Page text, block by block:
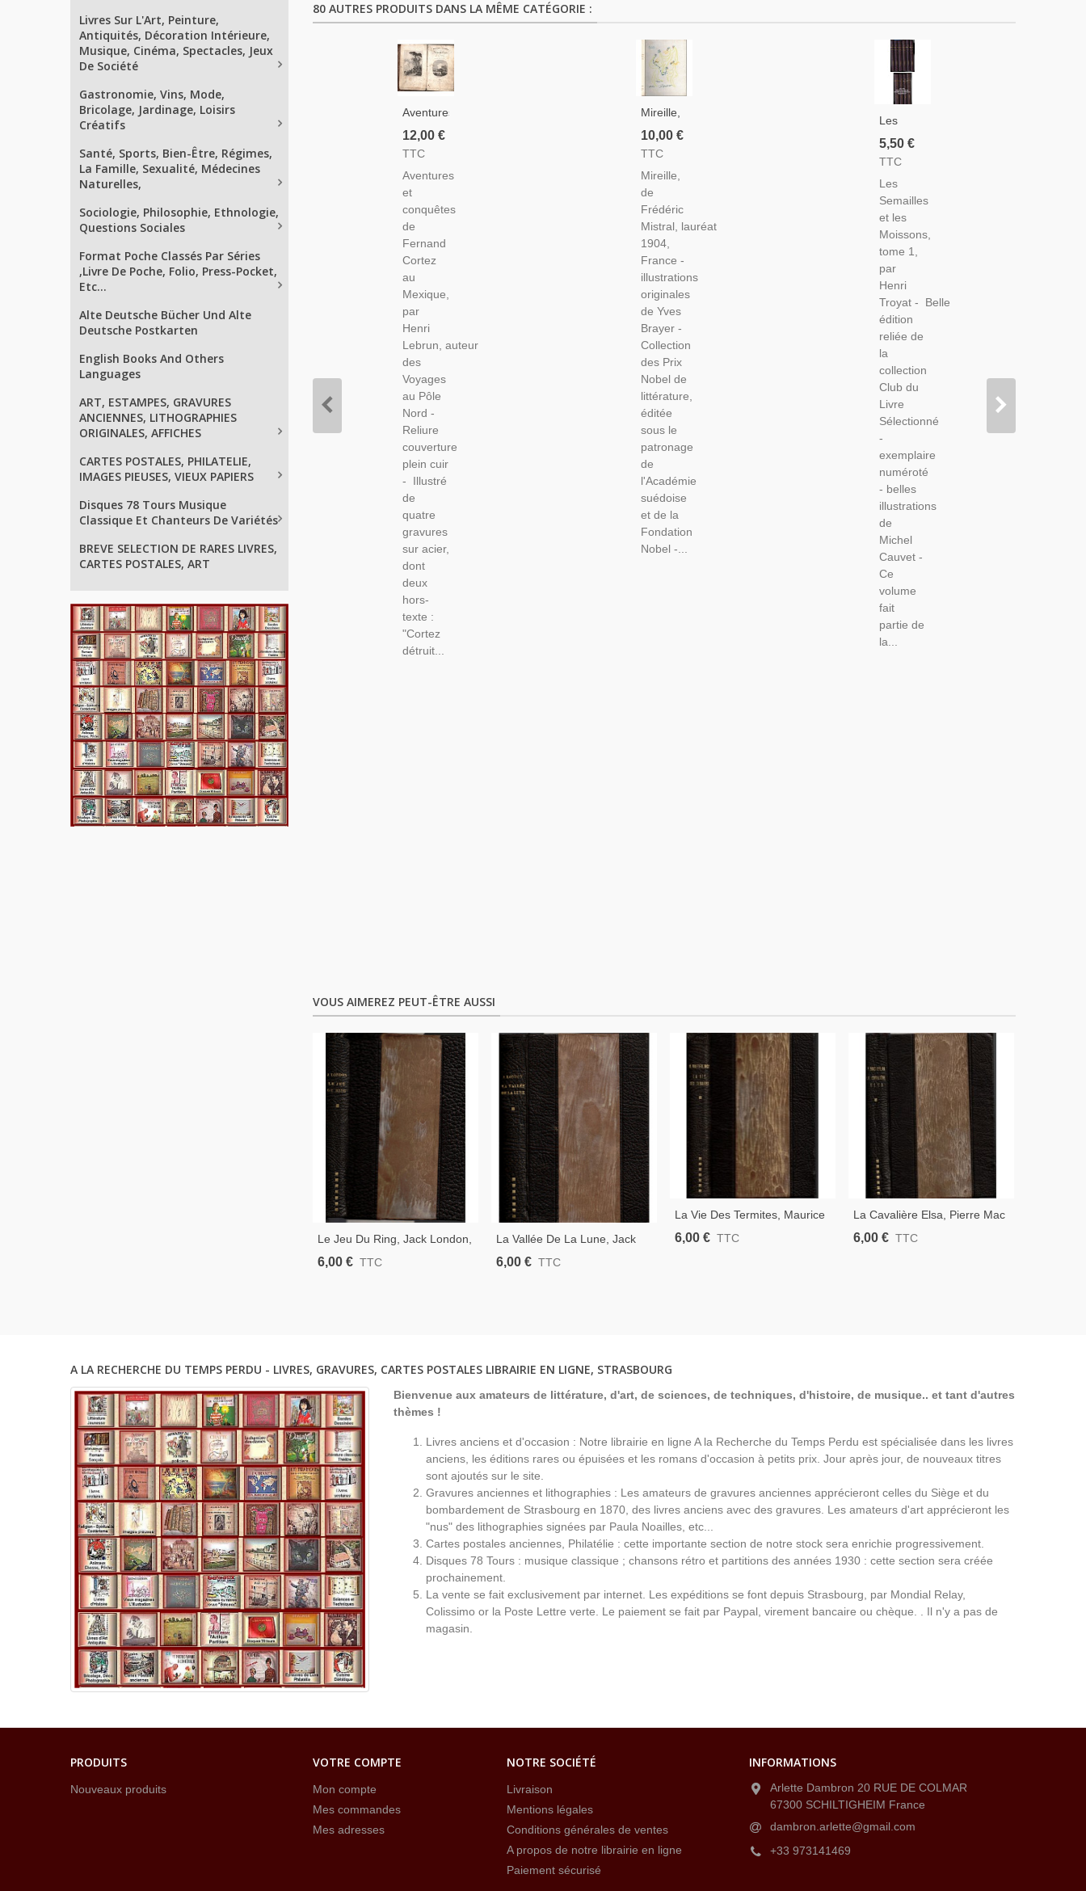
Livres Sur L'Art, Peinture,
Antiquités, Décoration Intérieure,
Musique, Cinéma, Spectacles, Jeux
De Société
Gastronomie, Vins, Mode,
Bricolage, Jardinage, Loisirs
Créatifs
Santé, Sports, Bien-Être, Régimes,
La Famille, Sexualité, Médecines
Naturelles,
Sociologie, Philosophie, Ethnologie,
Questions Sociales
Format Poche Classés Par Séries
,Livre De Poche, Folio, Press-Pocket,
Etc...
Alte Deutsche Bücher Und Alte
Deutsche Postkarten
English Books And Others
Languages
ART, ESTAMPES, GRAVURES
ANCIENNES, LITHOGRAPHIES
ORIGINALES, AFFICHES
CARTES POSTALES, PHILATELIE,
IMAGES PIEUSES, VIEUX PAPIERS
Disques 78 Tours Musique
Classique Et Chanteurs De Variétés
BREVE SELECTION DE RARES LIVRES,
CARTES POSTALES, ART
80 AUTRES PRODUITS DANS LA MÊME CATÉGORIE :
Aventures
Et
Conquêtes
Fernand
Cortez
Au
Mexique,
Henri
Lebrun,
1842-
XVIe
Siècle,
Amérique
Latine,
Anthropologie,
12,00 €
TTC
Aventures
et
conquêtes
de
Fernand
Cortez
au
Mexique,
par
Henri
Lebrun, auteur
des
Voyages
au Pôle
Nord -
Reliure
couverture
plein cuir
- Illustré
de
quatre
gravures
sur acier,
dont
deux
hors-
texte :
"Cortez
détruit...
Mireille,
De
Frédéric
1964 -
Amours
Contrariés,
Poème
Provençal,
Provence,
Collection
Des Prix
Nobel
De
Littérature
-
10,00 €
TTC
Mireille,
de
Frédéric
Mistral, lauréat
1904,
France -
illustrations
originales
de Yves
Brayer -
Collection
des Prix
Nobel de
littérature,
éditée
sous le
patronage
de
l'Académie
suédoise
et de la
Fondation
Nobel -...
Les
Semailles
Et Les
T1,
Henri
Troyat -,
Collection
Club Du
Livre
Sélectionné,
Exemplaire
Numéroté,
5,50 €
TTC
Les
Semailles
et les
Moissons,
tome 1,
par
Henri
Troyat - Belle
édition
reliée de
la
collection
Club du
Livre
Sélectionné
-
exemplaire
numéroté
- belles
illustrations
de
Michel
Cauvet -
Ce
volume
fait
partie de
la...
VOUS AIMEREZ PEUT-ÊTRE AUSSI
Le Jeu Du Ring, Jack London,
1928 - Ruée Vers L'or, Alaska,
Roman D'aventures, Reliure
6,00 € TTC
La Vallée De La Lune, Jack
London, 1928 - Amérique
1920, Roman D'aventures,
6,00 € TTC
La Vie Des Termites, Maurice
Maeterlinck, 1928 - Insectes,
6,00 € TTC
La Cavalière Elsa, Pierre Mac
Orlan, 1921 - Roman
6,00 € TTC
A LA RECHERCHE DU TEMPS PERDU - LIVRES, GRAVURES, CARTES POSTALES LIBRAIRIE EN LIGNE, STRASBOURG
Bienvenue aux amateurs de littérature, d'art, de sciences, de techniques, d'histoire, de musique.. et tant d'autres
thèmes !
Livres anciens et d'occasion : Notre librairie en ligne A la Recherche du Temps Perdu est spécialisée dans les livres
anciens, les éditions rares ou épuisées et les romans d'occasion à petits prix. Jour après jour, de nouveaux titres
sont ajoutés sur le site.
Gravures anciennes et lithographies : Les amateurs de gravures anciennes apprécieront celles du Siège et du
bombardement de Strasbourg en 1870, des livres anciens avec des gravures. Les amateurs d'art apprécieront les
"nus" des lithographies signées par Paula Noailles, etc...
Cartes postales anciennes, Philatélie : cette importante section de notre stock sera enrichie progressivement.
Disques 78 Tours : musique classique ; chansons rétro et partitions des années 1930 : cette section sera créée
prochainement.
La vente se fait exclusivement par internet. Les expéditions se font depuis Strasbourg, par Mondial Relay,
Colissimo or la Poste Lettre verte. Le paiement se fait par Paypal, virement bancaire ou chèque. . Il n'y a pas de
magasin.
PRODUITS
Nouveaux produits
VOTRE COMPTE
Mon compte
Mes commandes
Mes adresses
NOTRE SOCIÉTÉ
Livraison
Mentions légales
Conditions générales de ventes
A propos de notre librairie en ligne
Paiement sécurisé
INFORMATIONS
Arlette Dambron 20 RUE DE COLMAR
67300 SCHILTIGHEIM France
dambron.arlette@gmail.com
+33 973141469